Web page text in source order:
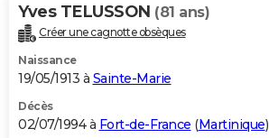
Yves TELUSSON (81 ans)
Créer une cagnotte obsèques
Naissance
19/05/1913 à Sainte-Marie
Décès
02/07/1994 à Fort-de-France (Martinique)